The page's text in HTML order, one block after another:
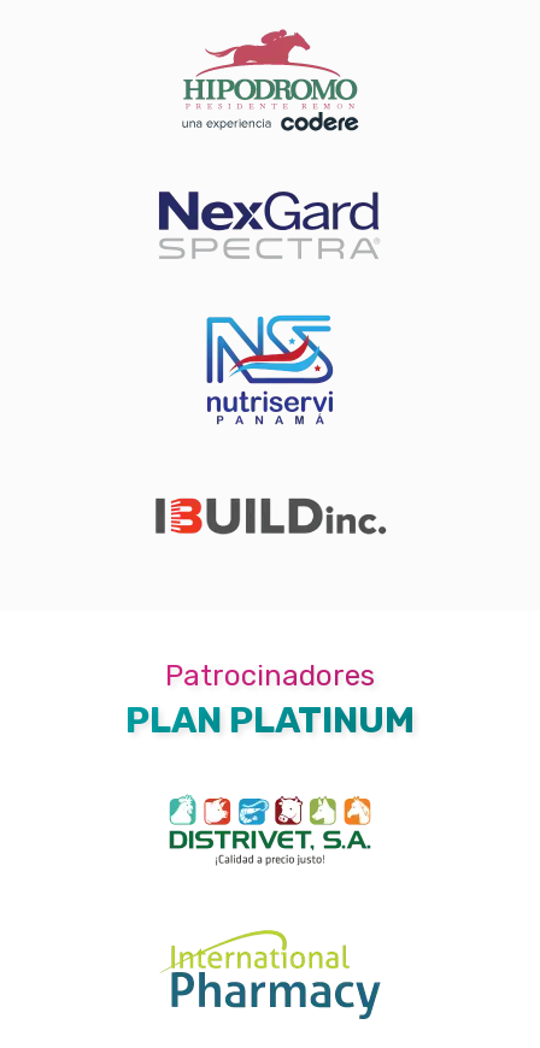
Patrocinadores
PLAN PLATINUM